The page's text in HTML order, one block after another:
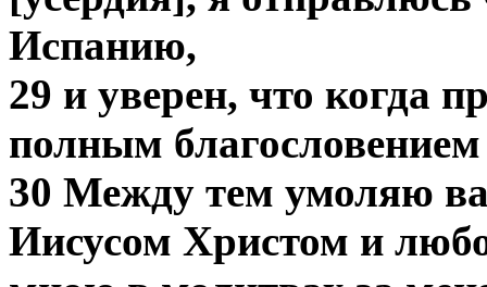
Испанию,
29 и уверен, что когда
полным
30 Между тем умоляю
Иисусом Христом и